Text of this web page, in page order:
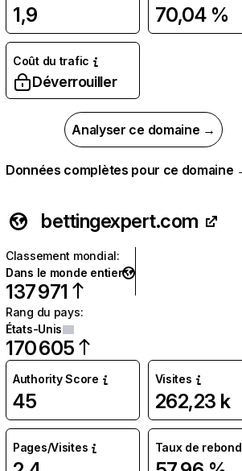
1,9 70,04 %
Coût du trafic
Déverrouiller
Analyser ce domaine →
Données complètes pour ce domaine
bettingexpert.com
Classement mondial:
Dans le monde entier
137 971
Rang du pays:
États-Unis
170 605
Authority Score
45
Visites
262,23 k
Pages/Visites Taux de rebond